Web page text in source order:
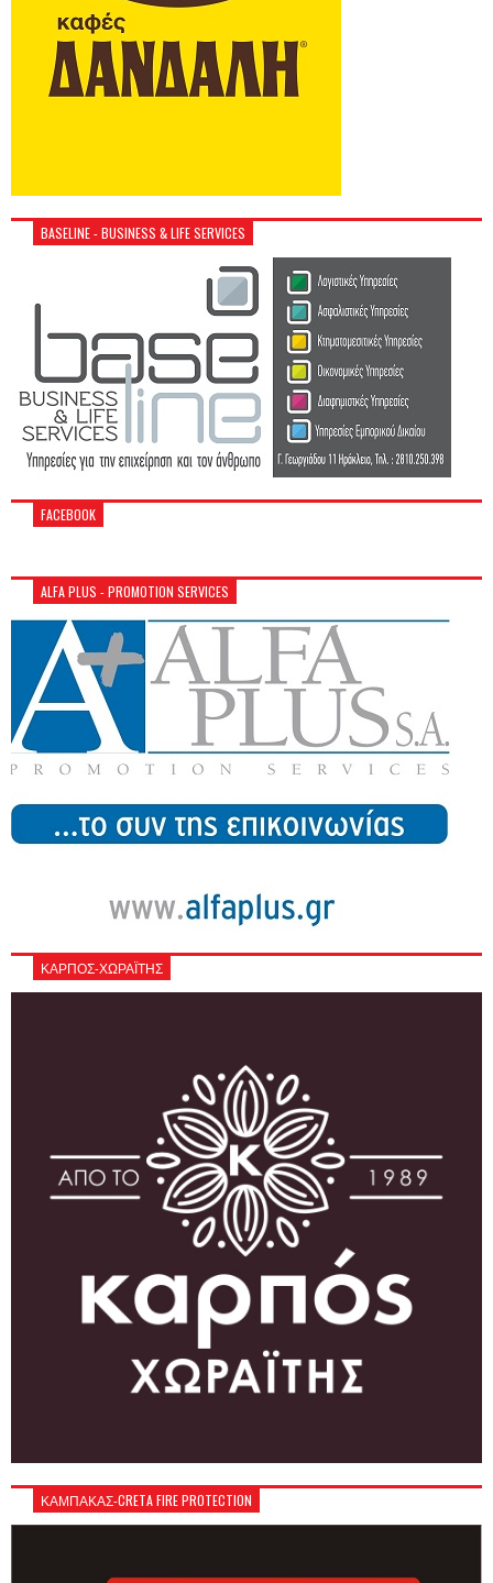
BASELINE - BUSINESS & LIFE SERVICES
FACEBOOK
ALFA PLUS - PROMOTION SERVICES
ΚΑΡΠΟΣ-ΧΩΡΑΪΤΗΣ
ΚΑΜΠΑΚΑΣ-CRETA FIRE PROTECTION